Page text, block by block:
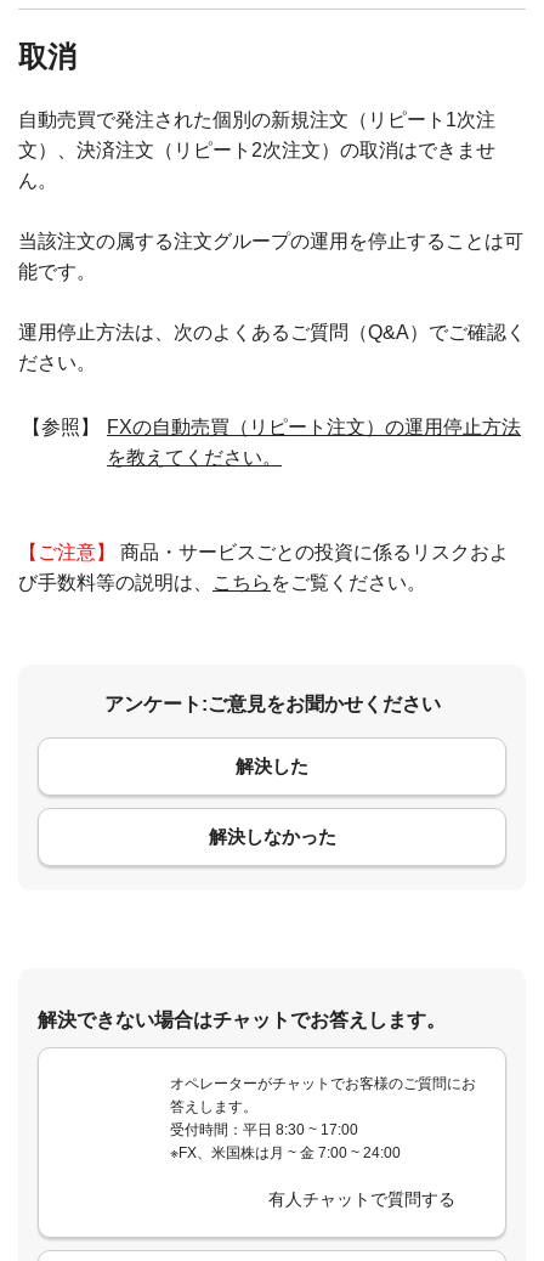
取消
自動売買で発注された個別の新規注文（リピート1次注
文）、決済注文（リピート2次注文）の取消はできませ
ん。
当該注文の属する注文グループの運用を停止することは可
能です。
運用停止方法は、次のよくあるご質問（Q&A）でご確認く
ださい。
【参照】
FXの自動売買（リピート注文）の運用停止方法
を教えてください。
【ご注意】
商品・サービスごとの投資に係るリスクおよ
び手数料等の説明は、
こちら をご覧ください。
アンケート:ご意見をお聞かせください
解決した
解決しなかった
コメント
解決できない場合はチャットでお答えします。
オペレーターがチャットでお客様のご質問にお
答えします。
受付時間：平日 8:30 ~ 17:00
※FX、米国株は月 ~ 金 7:00 ~ 24:00
有人チャットで質問する